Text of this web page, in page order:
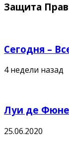
Защита
Сегодня –
4 недели назад
Луи де
25.06.2020